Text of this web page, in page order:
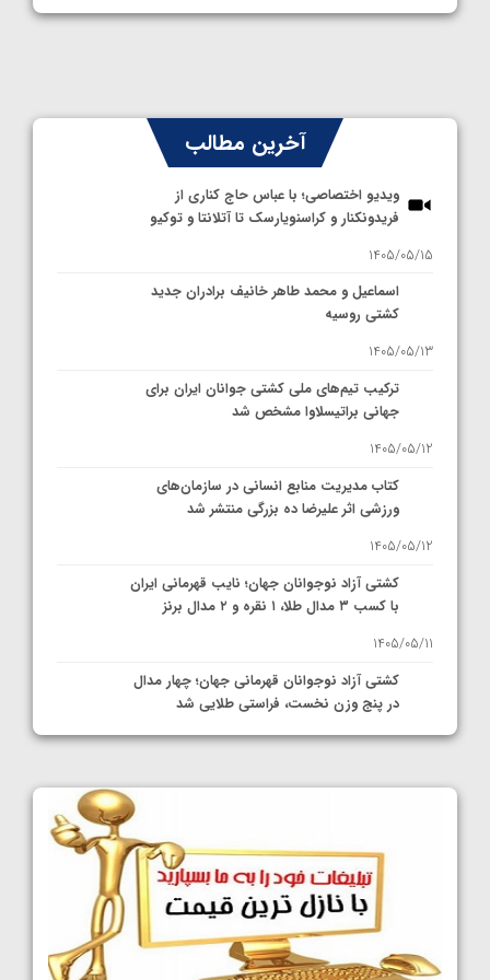
آخرین مطالب
ویدیو اختصاصی؛ با عباس حاج کناری از
فریدونکنار و کراسنویارسک تا آتلانتا و توکیو
1405/05/15
اسماعیل و محمد طاهر خانیف برادران جدید
کشتی روسیه
1405/05/13
ترکیب تیم‌های ملی کشتی جوانان ایران برای
جهانی براتیسلاوا مشخص شد
1405/05/12
کتاب مدیریت منابع انسانی در سازمان‌های
ورزشی اثر علیرضا ده بزرگی منتشر شد
1405/05/12
کشتی آزاد نوجوانان جهان؛ نایب قهرمانی ایران
با کسب ۳ مدال طلا، ۱ نقره و ۲ مدال برنز
1405/05/11
کشتی آزاد نوجوانان قهرمانی جهان؛ چهار مدال
در پنج وزن نخست، فراستی طلایی شد
1405/05/11
کشتی آزاد نوجوانان جهان؛ رقبای نمایندگان
ایران مشخص شدند
1405/05/08
کشتی فرنگی نوجوانان جهان؛ سکوی تیمی